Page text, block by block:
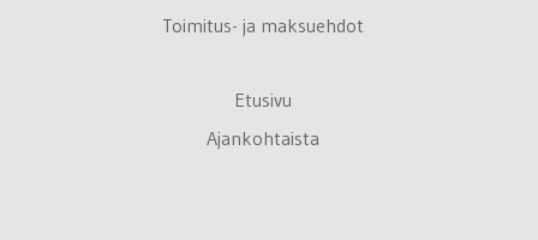
Toimitus- ja maksuehdot
Etusivu
Ajankohtaista